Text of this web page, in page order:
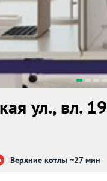
ул., вл. 19
Верхние котлы ~27 мин